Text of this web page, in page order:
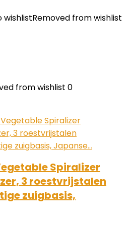
wishlistRemoved from wishlist
from wishlist 0
Spiralizer
3 roestvrijstalen
zuigbasis,